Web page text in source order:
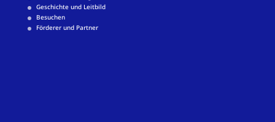
Geschichte und Leitbild
Besuchen
Förderer und Partner